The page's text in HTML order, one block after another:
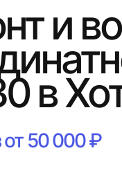
и
в
от 50 000 ₽